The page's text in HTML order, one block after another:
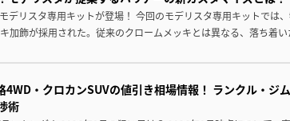
デリスタ専用キットが登場！ 今回のモデリスタ専用キットでは
加飾が採用された。従来のクロームメッキとは異なる、落ち着
4WD・クロカンSUVの値引き相場情報！ ランクル・ジ
術